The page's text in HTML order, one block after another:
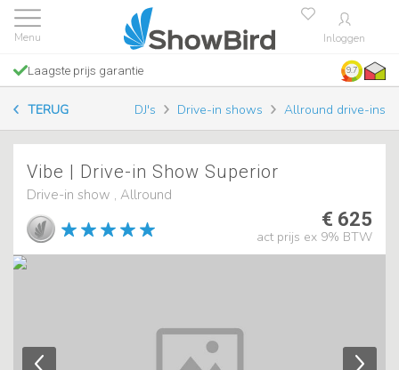
Inloggen
Laagste prijs garantie 9.7
TERUG DJ's Drive-in shows Allround drive-ins
Vibe | Drive-in Show Superior
Drive-in show , Allround
€ 625
act prijs ex 9% BTW